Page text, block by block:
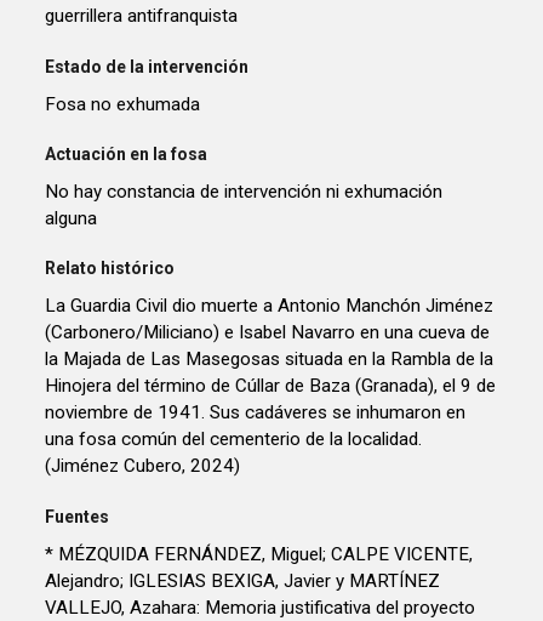
guerrillera antifranquista
Estado de la intervención
Fosa no exhumada
Actuación en la fosa
No hay constancia de intervención ni exhumación
alguna
Relato histórico
La Guardia Civil dio muerte a Antonio Manchón Jiménez
(Carbonero/Miliciano) e Isabel Navarro en una cueva de
la Majada de Las Masegosas situada en la Rambla de la
Hinojera del término de Cúllar de Baza (Granada), el 9 de
noviembre de 1941. Sus cadáveres se inhumaron en
una fosa común del cementerio de la localidad.
(Jiménez Cubero, 2024)
Fuentes
* MÉZQUIDA FERNÁNDEZ, Miguel; CALPE VICENTE,
Alejandro; IGLESIAS BEXIGA, Javier y MARTÍNEZ
VALLEJO, Azahara: Memoria justificativa del proyecto